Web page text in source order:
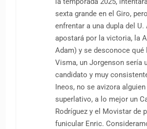
sexta grande en el Giro,
enfrentar a una dupla del U.
apostará por la victoria, la
Adam) y se desconoce qué
Visma, un Jorgenson sería
candidato y muy
Ineos, no se avizora alguien
superlativo, a lo mejor un
Rodríguez y el Movistar de
funicular Enric.